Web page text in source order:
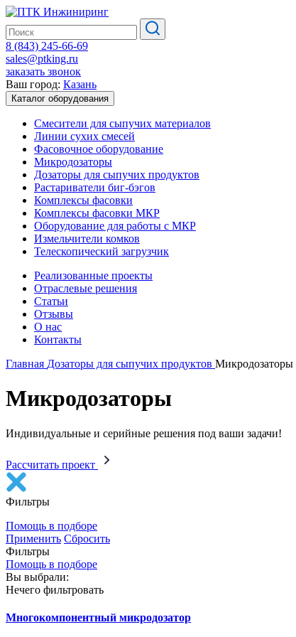
8 (843) 245-66-69
sales@ptking.ru
заказать звонок
Ваш город: Казань
Каталог оборудования
Смесители для сыпучих материалов
Линии сухих смесей
Фасовочное оборудование
Микродозаторы
Дозаторы для сыпучих продуктов
Растариватели биг-бэгов
Комплексы фасовки
Комплексы фасовки МКР
Оборудование для работы с МКР
Измельчители комков
Телескопический загрузчик
Реализованные проекты
Отраслевые решения
Статьи
Отзывы
О нас
Контакты
Главная Дозаторы для сыпучих продуктов Микродозаторы
Микродозаторы
Индивидуальные и серийные решения под ваши задачи!
Рассчитать проект
Фильтры
Помощь в подборе
Применить Сбросить
Фильтры
Помощь в подборе
Вы выбрали:
Нечего фильтровать
Многокомпонентный микродозатор